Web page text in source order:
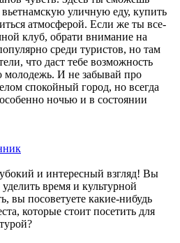
уличную еду, купить
атмосферой. Если же ты все-
клуб, обрати внимание на
среди туристов, но там
что даст тебе возможность
молодежь. И не забывай про
спокойный город, но всегда
ночью и в состоянии
и интересный взгляд! Вы
время и культурной
вы посоветуете какие-нибудь
которые стоит посетить для